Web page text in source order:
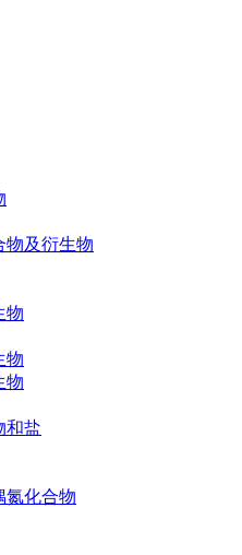
物及衍生物
物
物
物
和盐
氮化合物